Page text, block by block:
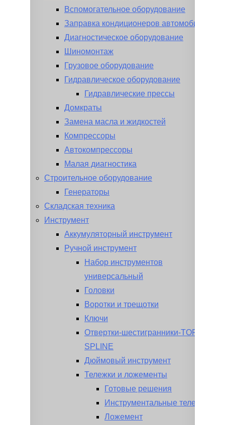
Вспомогательное оборудование
Заправка кондиционеров автомобиля
Диагностическое оборудование
Шиномонтаж
Грузовое оборудование
Гидравлическое оборудование
Гидравлические прессы
Домкраты
Замена масла и жидкостей
Компрессоры
Автокомпрессоры
Малая диагностика
Строительное оборудование
Генераторы
Складская техника
Инструмент
Аккумуляторный инструмент
Ручной инструмент
Набор инструментов
универсальный
Головки
Воротки и трещотки
Ключи
Отвертки-шестигранники-TORX-
SPLINE
Дюймовый инструмент
Тележки и ложементы
Готовые решения
Инструментальные тележки
Ложемент